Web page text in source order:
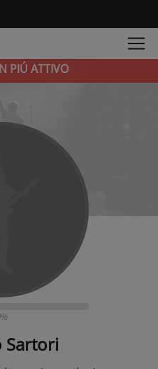
PIÚ ATTIVO
Sartori